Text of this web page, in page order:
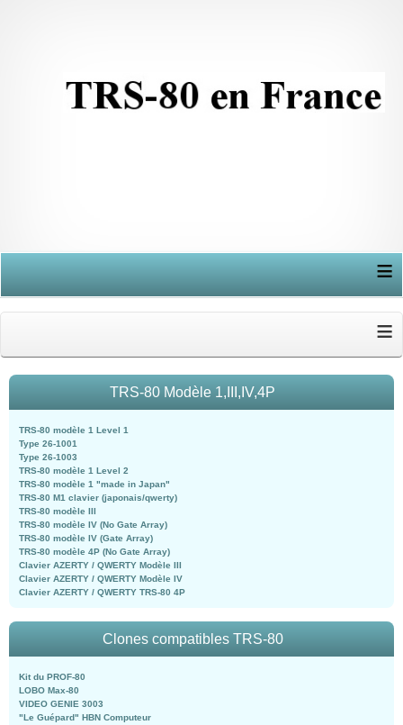
≡
≡
TRS-80 Modèle 1,III,IV,4P
TRS-80 modèle 1 Level 1
Type 26-1001
Type 26-1003
TRS-80 modèle 1 Level 2
TRS-80 modèle 1 "made in Japan"
TRS-80 M1 clavier (japonais/qwerty)
TRS-80 modèle III
TRS-80 modèle IV (No Gate Array)
TRS-80 modèle IV (Gate Array)
TRS-80 modèle 4P (No Gate Array)
Clavier AZERTY / QWERTY Modèle III
Clavier AZERTY / QWERTY Modèle IV
Clavier AZERTY / QWERTY TRS-80 4P
Clones compatibles TRS-80
Kit du PROF-80
LOBO Max-80
VIDEO GENIE 3003
"Le Guépard" HBN Computeur